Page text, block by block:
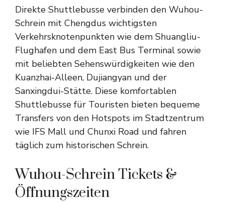
Direkte Shuttlebusse verbinden den Wuhou-
Schrein mit Chengdus wichtigsten
Verkehrsknotenpunkten wie dem Shuangliu-
Flughafen und dem East Bus Terminal sowie
mit beliebten Sehenswürdigkeiten wie den
Kuanzhai-Alleen, Dujiangyan und der
Sanxingdui-Stätte. Diese komfortablen
Shuttlebusse für Touristen bieten bequeme
Transfers von den Hotspots im Stadtzentrum
wie IFS Mall und Chunxi Road und fahren
täglich zum historischen Schrein.
Wuhou-Schrein Tickets &
Öffnungszeiten